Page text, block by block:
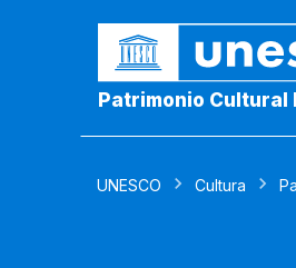
Patrimonio Cultural
UNESCO Cultura